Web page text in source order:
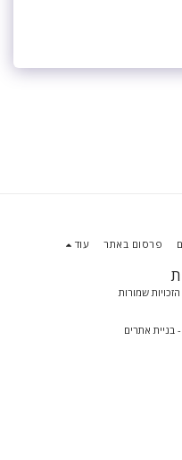
- בניית אתרים
פרסום באתר עוד